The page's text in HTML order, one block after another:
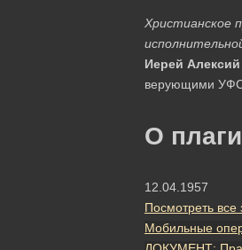
Христианское
Иерей
верующими
О
12.04.1957
Посмотреть все
Мобильные